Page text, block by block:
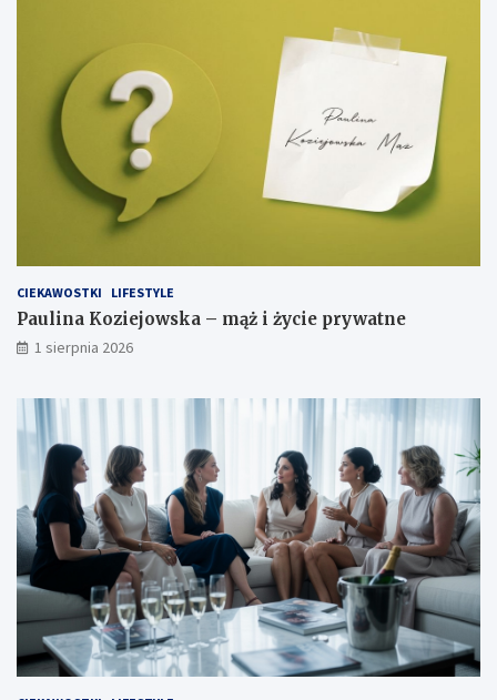
CIEKAWOSTKI LIFESTYLE
Paulina Koziejowska – mąż i życie prywatne
1 sierpnia 2026